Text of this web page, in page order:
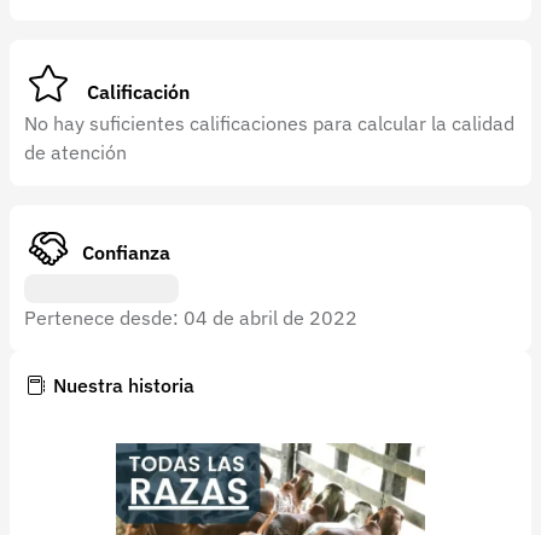
Calificación
No hay suficientes calificaciones para calcular la calidad
de atención
Confianza
Pertenece desde: 04 de abril de 2022
Nuestra historia
Soporte
+57 323 2931928
© 2026 Croper.com Todos los derechos reservados
Síguenos